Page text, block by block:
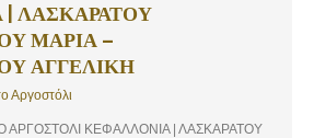
ΛΑΣΚΑΡΑΤΟΥ
ΜΑΡΙΑ –
ΑΓΓΕΛΙΚΗ
Αργοστόλι
ΑΡΓΟΣΤΟΛΙ ΚΕΦΑΛΛΟΝΙΑ | ΛΑΣΚΑΡΑΤΟΥ